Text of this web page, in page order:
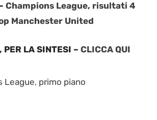
Champions League, risultati 4
Manchester United
LA SINTESI – CLICCA QUI
League, primo piano